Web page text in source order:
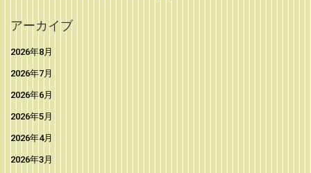
アーカイブ
2026年8月
2026年7月
2026年6月
2026年5月
2026年4月
2026年3月